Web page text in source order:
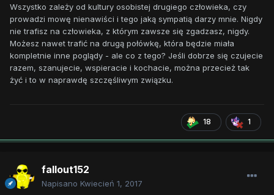
Wszystko zależy od kultury osobistej drugiego człowieka, czy
prowadzi mowę nienawiści i tego jaką sympatią darzy mnie. Nigdy
nie trafisz na człowieka, z którym zawsze się zgadzasz, nigdy.
Możesz nawet trafić na drugą połówkę, która będzie miała
kompletnie inne poglądy - ale co z tego? Jeśli dobrze się czujecie
razem, szanujecie, wspieracie i kochacie, można przecież tak
żyć i to w naprawdę szczęśliwym związku.
18 1
fallout152
Napisano Kwiecień 1, 2017